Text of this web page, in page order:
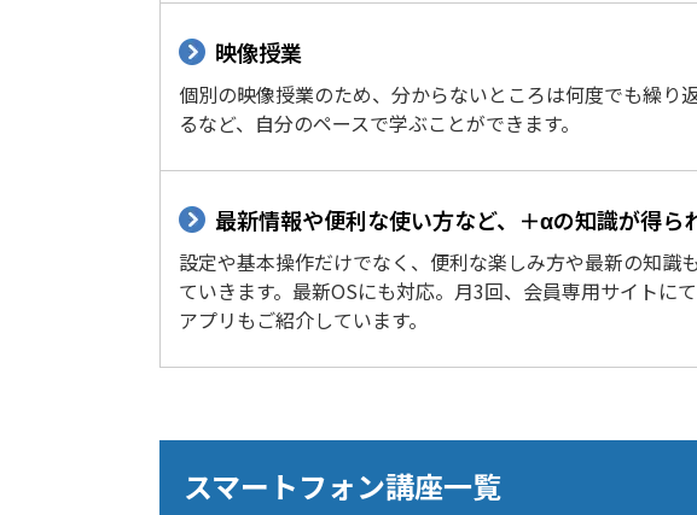
映像授業
個別の映像授業のため、分からないところは何度でも繰り
るなど、自分のペースで学ぶことができます。
最新情報や便利な使い方など、＋αの知識が得ら
設定や基本操作だけでなく、便利な楽しみ方や最新の知識
ていきます。最新OSにも対応。月3回、会員専用サイトに
アプリもご紹介しています。
スマートフォン講座一覧